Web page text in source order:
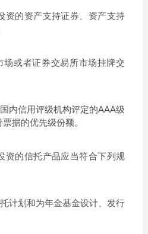
的资产支持证券、资产支持
或者证券交易所市场挂牌交
信用评级机构评定的AAA级
据的优先级份额。
的信托产品应当符合下列规
划和为年金基金设计、发行